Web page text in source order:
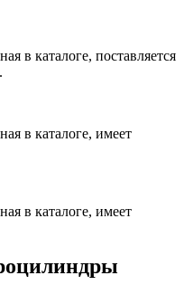
в каталоге, поставляется
в каталоге, имеет
в каталоге, имеет